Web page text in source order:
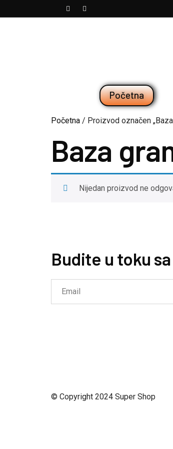
Početna
Početna / Proizvod označen
Baza
Nijedan proizvod ne
Budite u toku
© Copyright 2024 Super Shop